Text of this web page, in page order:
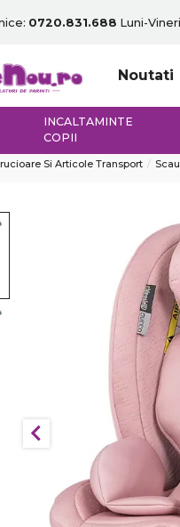
0720.831.688 Luni-Vineri
Noutati
INCALTAMINTE
COPII
Si Articole Transport